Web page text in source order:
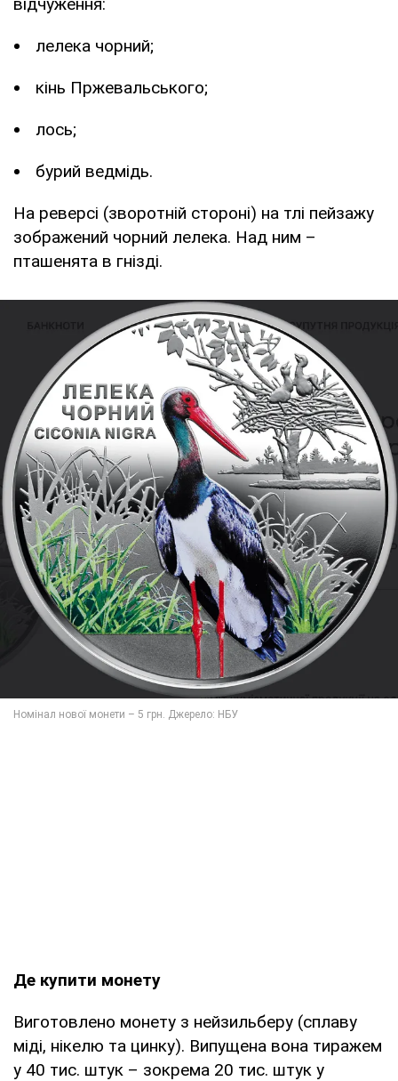
лелека чорний;
кінь Пржевальського;
лось;
бурий ведмідь.
На реверсі (зворотній стороні) на тлі пейзажу
зображений чорний лелека. Над ним –
пташенята в гнізді.
Де купити монету
Виготовлено монету з нейзильберу (сплаву
міді, нікелю та цинку). Випущена вона тиражем
у 40 тис. штук – зокрема 20 тис. штук у